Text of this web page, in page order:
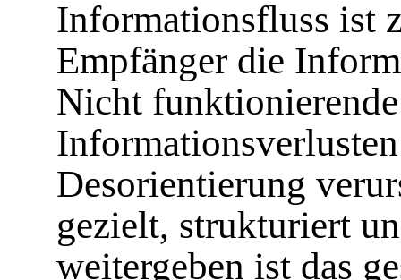
Informationsfluss ist
Empfänger die
Nicht
Desorientierung
gezielt, strukturiert
weitergeben ist das